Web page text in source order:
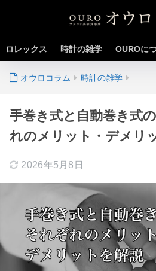
ロレックス 時計の雑学 OUROに
時計の雑学
手巻き式と自動巻き式
れのメリット・デメリ
2026年5月8日